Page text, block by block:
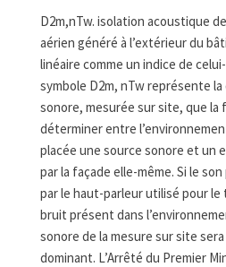
D2m,nTw. isolation acoustique
aérien généré à l’extérieur du
linéaire comme un indice de
symbole D2m, nTw représente
sonore, mesurée sur site, que la
déterminer entre
placée une source sonore et un
par la façade elle-même. Si le
par le haut-parleur utilisé pour
bruit présent dans
sonore de la mesure sur site
dominant. L’Arrêté du Premier